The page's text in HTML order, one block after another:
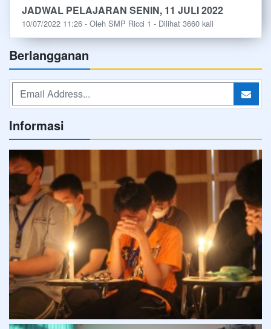
JADWAL PELAJARAN SENIN, 11 JULI 2022
10/07/2022 11:26 - Oleh SMP Ricci 1 - Dilihat 3660 kali
Berlangganan
Informasi